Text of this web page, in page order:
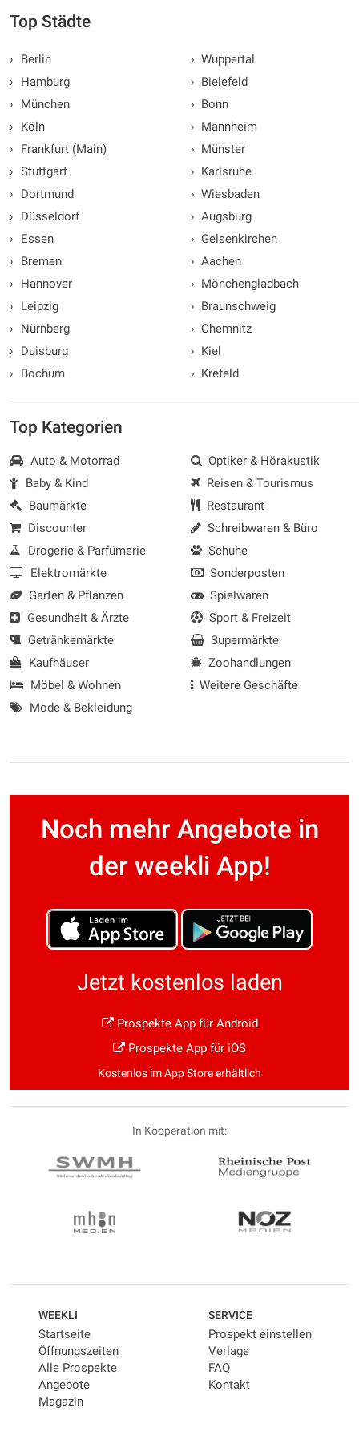
Top Städte
›
Berlin
›
Hamburg
›
München
›
Köln
›
Frankfurt (Main)
› Stuttgart
›
Dortmund
›
Düsseldorf
›
Essen
›
Bremen
›
Hannover
›
Leipzig
›
Nürnberg
›
Duisburg
›
Bochum
› Wuppertal
› Bielefeld
› Bonn
› Mannheim
› Münster
› Karlsruhe
› Wiesbaden
› Augsburg
› Gelsenkirchen
› Aachen
› Mönchengladbach
› Braunschweig
› Chemnitz
› Kiel
› Krefeld
Top Kategorien
Auto & Motorrad
Baby & Kind
Baumärkte
Discounter
Drogerie & Parfümerie
Elektromärkte
Garten & Pflanzen
Gesundheit & Ärzte
Getränkemärkte
Kaufhäuser
Möbel & Wohnen
Mode & Bekleidung
Optiker & Hörakustik
Reisen & Tourismus
Restaurant
Schreibwaren & Büro
Schuhe
Sonderposten
Spielwaren
Sport & Freizeit
Supermärkte
Zoohandlungen
Weitere Geschäfte
Noch mehr Angebote in
der weekli App!
Jetzt kostenlos laden
Prospekte App für Android
Prospekte App für iOS
Kostenlos im App Store erhältlich
In Kooperation mit:
WEEKLI
Startseite
Öffnungszeiten
Alle Prospekte
Angebote
Magazin
SERVICE
Prospekt einstellen
Verlage
FAQ
Kontakt